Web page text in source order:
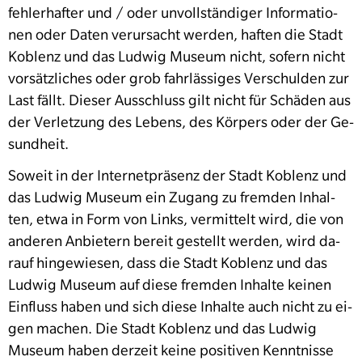
feh­ler­hafter und / oder un­voll­ständi­ger In­for­ma­tio­
nen oder Dat­en verur­sacht wer­den, haften die Stadt
Koblenz und das Ludwig Museum nicht, sofern nicht
vorsät­zlich­es oder grob fahr­läs­siges Ver­schul­den zur
Last fällt. Dies­er Aussch­luss gilt nicht für Schä­den aus
der Ver­let­zung des Lebens, des Kör­pers oder der Ge­
sund­heit.
Soweit in der In­ter­net­präsenz der Stadt Koblenz und
das Ludwig Museum ein Zu­gang zu frem­den In­hal­
ten, et­wa in Form von Links, ver­mit­telt wird, die von
an­deren An­bi­etern bere­it gestellt wer­den, wird da­
rauf hingewie­sen, dass die Stadt Koblenz und das
Ludwig Museum auf diese frem­den In­halte kei­nen
Ein­fluss haben und sich diese In­halte auch nicht zu ei­
gen machen. Die Stadt Koblenz und das Ludwig
Museum haben derzeit keine pos­i­tiv­en Ken­nt­nisse